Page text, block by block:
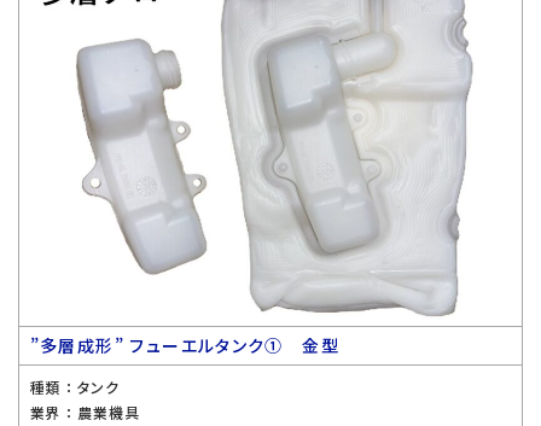
”多層成形” フューエルタンク① 金型
種類 ： タンク
業界 ： 農業機具